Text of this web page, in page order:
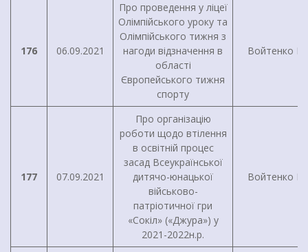
176 06.09.2021
Про проведення у ліцеї
Олімпійського уроку та
Олімпійського тижня з
нагоди відзначення в
області
Європейського тижня
спорту
Войтенко І.Г.
177 07.09.2021
Про організацію
роботи щодо втілення
в освітній процес
засад Всеукраїнської
дитячо-юнацької
військово-
патріотичної гри
«Сокіл» («Джура») у
2021-2022н.р.
Войтенко І.Г.